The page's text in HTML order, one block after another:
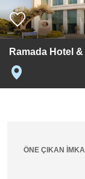
Ramada Hotel
ÖNE ÇIKAN